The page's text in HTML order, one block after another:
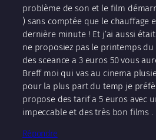
problème de son et le film
) sans comptée que le chauffage
dernière minute ! Et j’ai aussi
ne proposiez pas le printemps du
des sceance a 3 euros 50 vous
Breff moi qui vas au cinema
pour la plus part du temp je
propose des tarif a 5 euros avec
impeccable et des très bon films .
Répondre